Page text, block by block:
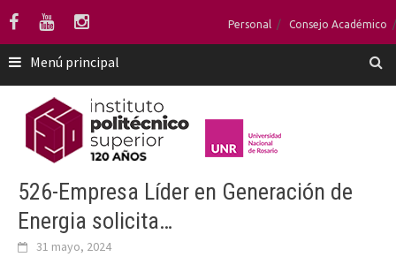
Saltar
contenido
Personal Consejo Académico
Menú principal
526-Empresa Líder en Generación de
Energia solicita…
31 mayo, 2024